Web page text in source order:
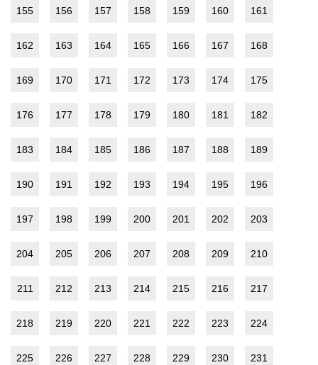
155 156 157 158 159 160 161
162 163 164 165 166 167 168
169 170 171 172 173 174 175
176 177 178 179 180 181 182
183 184 185 186 187 188 189
190 191 192 193 194 195 196
197 198 199 200 201 202 203
204 205 206 207 208 209 210
211 212 213 214 215 216 217
218 219 220 221 222 223 224
225 226 227 228 229 230 231